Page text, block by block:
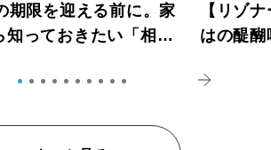
期限を迎える前に。家
知っておきたい「相続
【リゾ
はの醍